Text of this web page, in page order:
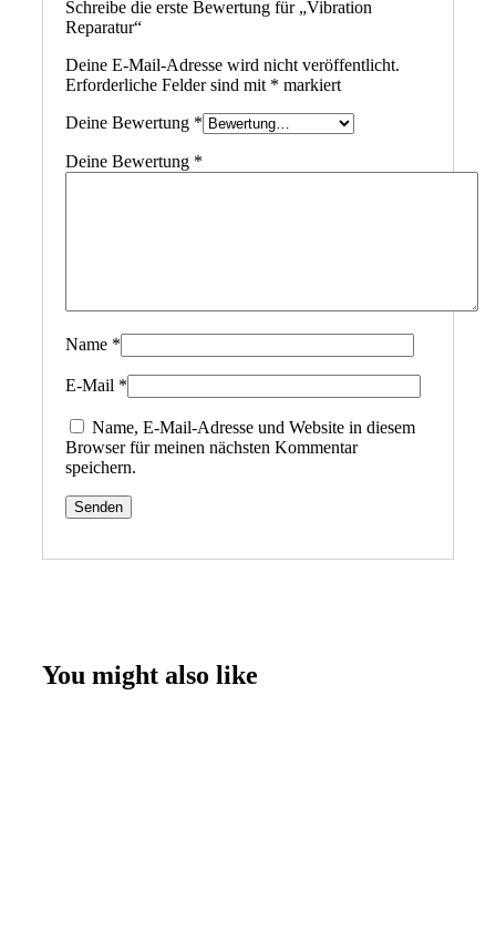
Schreibe die erste Bewertung für „Vibration
Reparatur“
Deine E-Mail-Adresse wird nicht veröffentlicht.
Erforderliche Felder sind mit * markiert
Deine Bewertung *
Deine Bewertung *
Name *
E-Mail *
Name, E-Mail-Adresse und Website in diesem
Browser für meinen nächsten Kommentar
speichern.
You might also like